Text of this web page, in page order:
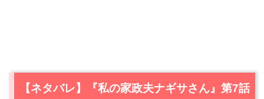
【ネタバレ】『私の家政夫ナギサさん』第7話